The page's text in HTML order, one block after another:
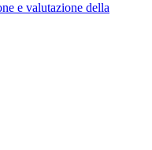
e valutazione della